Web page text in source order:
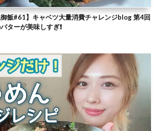
飯#61】キャベツ大量消費チャレンジblog 第4回
ターが美味しすぎ❗